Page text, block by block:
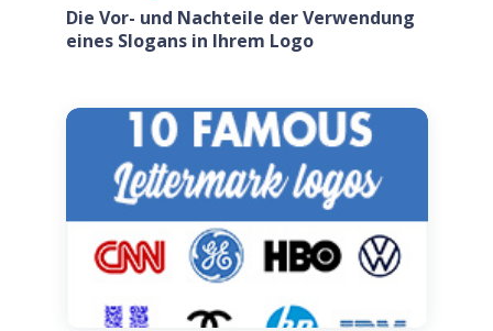
Die Vor- und Nachteile der Verwendung
eines Slogans in Ihrem Logo